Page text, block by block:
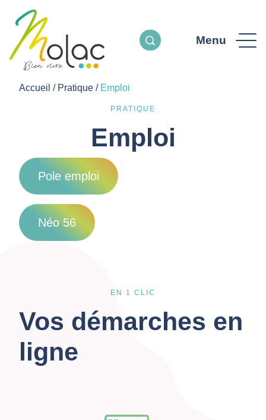
Menu
Accueil / Pratique / Emploi
PRATIQUE
Emploi
Pole emploi
Néo 56
EN 1 CLIC
Vos démarches en
ligne